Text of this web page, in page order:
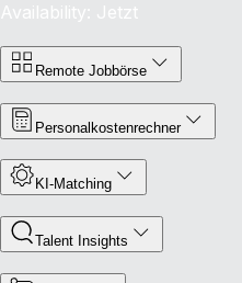
Availability: Jetzt
Remote Jobbörse
Personalkostenrechner
KI-Matching
Talent Insights